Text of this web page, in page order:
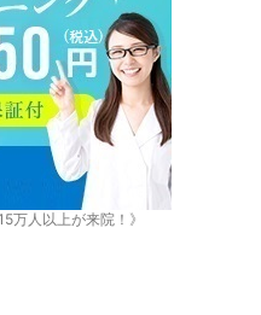
万人以上が来院！》